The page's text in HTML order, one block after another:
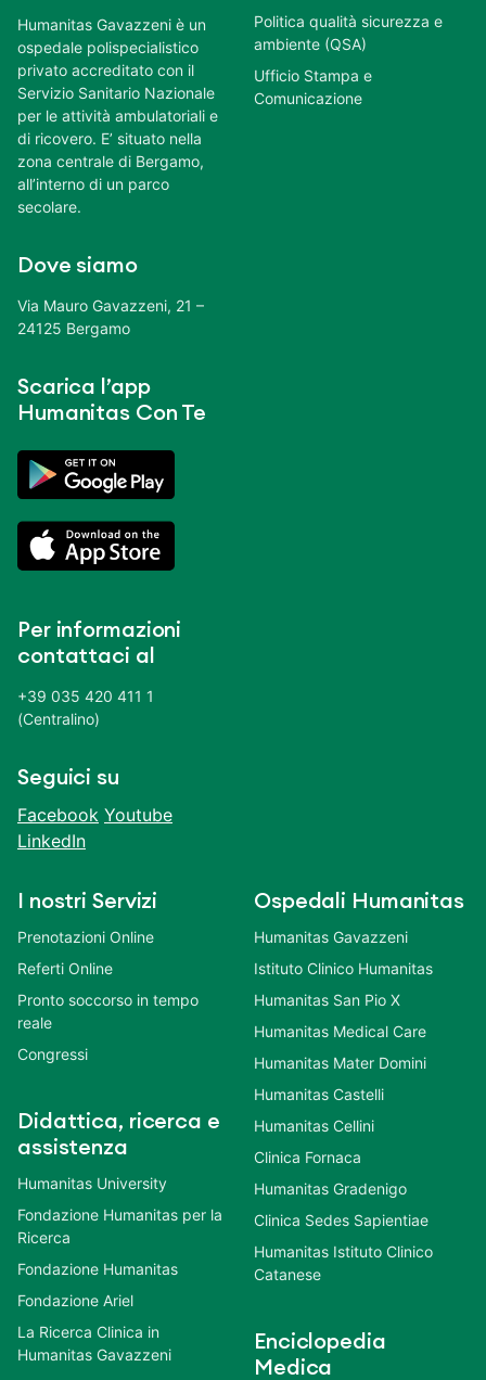
Humanitas Gavazzeni è un
ospedale polispecialistico
privato accreditato con il
Servizio Sanitario Nazionale
per le attività ambulatoriali e
di ricovero. E’ situato nella
zona centrale di Bergamo,
all’interno di un parco
secolare.
Dove siamo
Via Mauro Gavazzeni, 21 –
24125 Bergamo
Scarica l’app
Humanitas Con Te
Per informazioni
contattaci al
+39 035 420 411 1
(Centralino)
Seguici su
Facebook Youtube
LinkedIn
Politica qualità sicurezza e
ambiente (QSA)
Ufficio Stampa e
Comunicazione
I nostri Servizi
Prenotazioni Online
Referti Online
Pronto soccorso in tempo
reale
Congressi
Didattica, ricerca e
assistenza
Humanitas University
Fondazione Humanitas per la
Ricerca
Fondazione Humanitas
Fondazione Ariel
La Ricerca Clinica in
Humanitas Gavazzeni
Ospedali Humanitas
Humanitas Gavazzeni
Istituto Clinico Humanitas
Humanitas San Pio X
Humanitas Medical Care
Humanitas Mater Domini
Humanitas Castelli
Humanitas Cellini
Clinica Fornaca
Humanitas Gradenigo
Clinica Sedes Sapientiae
Humanitas Istituto Clinico
Catanese
Enciclopedia
Medica